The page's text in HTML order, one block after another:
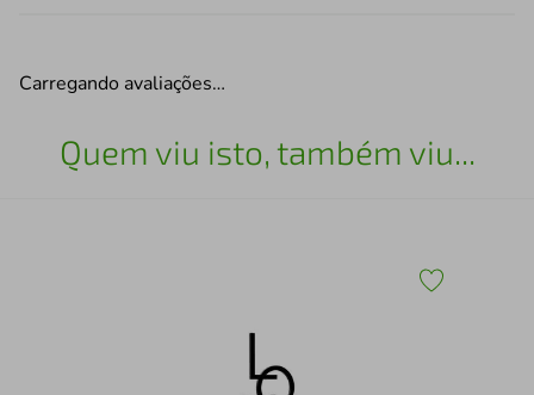
Carregando avaliações…
Quem viu isto, também viu...